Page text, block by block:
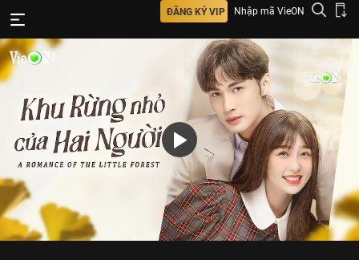
ĐĂNG KÝ VIP Nhập mã VieON